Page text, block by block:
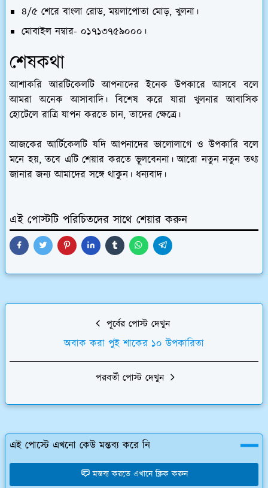
৪/৫ শেরে বাংলা রোড, ময়লাপোতা মোড়, খুলনা।
মোবাইল নম্বার- ০১৭১৩৭৫৯০০০।
শেষকথা
আশাকরি আরটিকেলটি আপনাদের ইনেক উপকারে আসবে বলে
আমরা অনেক আসাবাদি। বিশেষ করে যারা খুলনার আবাসিক
হোটেলে রাত্রি যাপন করতে চান, তাদের ক্ষেত্রে।
আজকের আর্টিকেলটি যদি আপনাদের ভালোলাগে ও উপকারি বলে
মনে হয়, তবে এটি শেয়ার করতে ভূলবেননা। আরো নতুন নতুন তথ্য
জানার জন্য আমাদের সঙ্গে থাকুন। ধন্যবাদ।
এই পোস্টটি পরিচিতদের সাথে শেয়ার করুন
পূর্বের পোস্ট দেখুন
অবাক করা পুই শাকের ১০ উপকারিতা
পরবর্তী পোস্ট দেখুন
এই পোস্টে এখনো কেউ মন্তব্য করে নি
মন্তব্য করতে এখানে ক্লিক করুন